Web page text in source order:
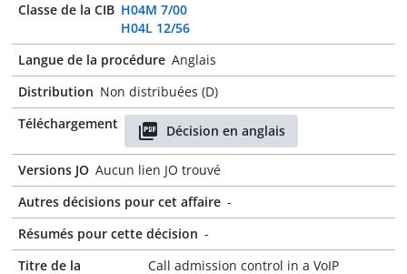
Classe de la CIB H04M 7/00
H04L 12/56
Langue de la procédure Anglais
Distribution Non distribuées (D)
Téléchargement
Décision en anglais
Versions JO Aucun lien JO trouvé
Autres décisions pour cet affaire -
Résumés pour cette décision -
Titre de la
Call admission control in a VoIP